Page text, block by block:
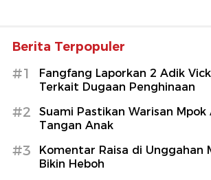
Berita Terpopuler
#1
Fangfang Laporkan 2 Adik
Terkait Dugaan Penghinaan
#2
Suami Pastikan Warisan
Tangan Anak
#3
Komentar Raisa di Unggahan
Bikin Heboh